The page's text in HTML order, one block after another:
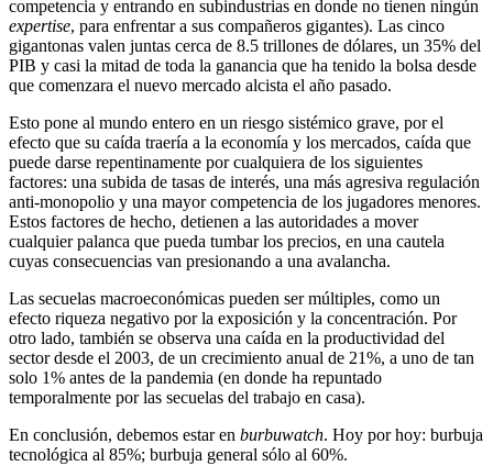
competencia y entrando en subindustrias en donde no tienen ningún
expertise, para enfrentar a sus compañeros gigantes). Las cinco
gigantonas valen juntas cerca de 8.5 trillones de dólares, un 35% del
PIB y casi la mitad de toda la ganancia que ha tenido la bolsa desde
que comenzara el nuevo mercado alcista el año pasado.
Esto pone al mundo entero en un riesgo sistémico grave, por el
efecto que su caída traería a la economía y los mercados, caída que
puede darse repentinamente por cualquiera de los siguientes
factores: una subida de tasas de interés, una más agresiva regulación
anti-monopolio y una mayor competencia de los jugadores menores.
Estos factores de hecho, detienen a las autoridades a mover
cualquier palanca que pueda tumbar los precios, en una cautela
cuyas consecuencias van presionando a una avalancha.
Las secuelas macroeconómicas pueden ser múltiples, como un
efecto riqueza negativo por la exposición y la concentración. Por
otro lado, también se observa una caída en la productividad del
sector desde el 2003, de un crecimiento anual de 21%, a uno de tan
solo 1% antes de la pandemia (en donde ha repuntado
temporalmente por las secuelas del trabajo en casa).
En conclusión, debemos estar en burbuwatch. Hoy por hoy: burbuja
tecnológica al 85%; burbuja general sólo al 60%.